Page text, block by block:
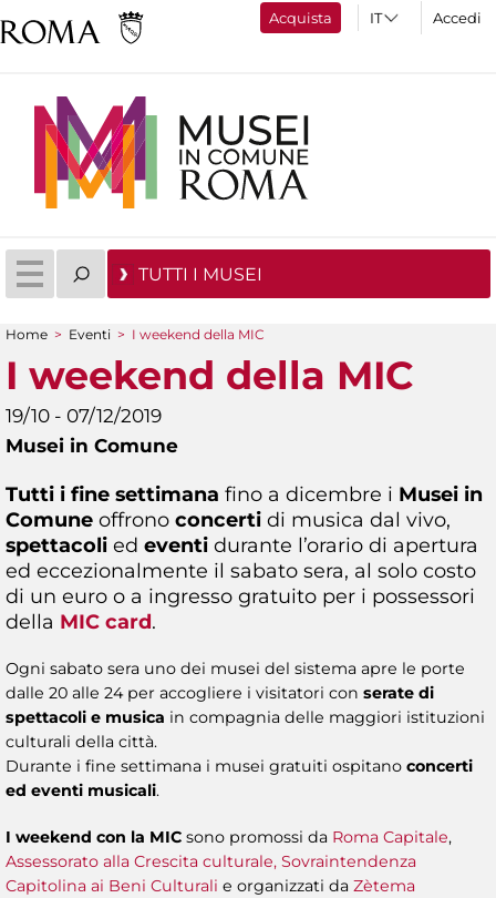
Acquista Accedi
TUTTI I MUSEI
Tu sei qui
Home > Eventi > I weekend della MIC
I weekend della MIC
19/10 - 07/12/2019
Musei in Comune
Tutti i fine settimana fino a dicembre i Musei in
Comune offrono concerti di musica dal vivo,
spettacoli ed eventi durante l’orario di apertura
ed eccezionalmente il sabato sera, al solo costo
di un euro o a ingresso gratuito per i possessori
della MIC card.
Ogni sabato sera uno dei musei del sistema apre le porte
dalle 20 alle 24 per accogliere i visitatori con serate di
spettacoli e musica in compagnia delle maggiori istituzioni
culturali della città.
Durante i fine settimana i musei gratuiti ospitano concerti
ed eventi musicali.
I weekend con la MIC sono promossi da Roma Capitale,
Assessorato alla Crescita culturale, Sovraintendenza
Capitolina ai Beni Culturali e organizzati da Zètema